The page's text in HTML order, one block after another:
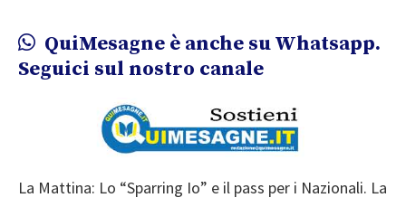
QuiMesagne è anche su Whatsapp.
Seguici sul nostro canale
La Mattina: Lo “Sparring Io” e il pass per i Nazionali. La